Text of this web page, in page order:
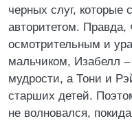
черных слуг, которые
авторитетом.
осмотрительным и
мальчиком, Изабелл
мудрости, а Тони и
старших детей.
не волновался,